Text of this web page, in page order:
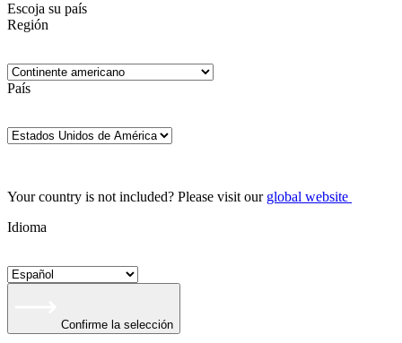
Escoja su país
Región
País
Your country is not included? Please visit our global website
Idioma
Confirme la selección